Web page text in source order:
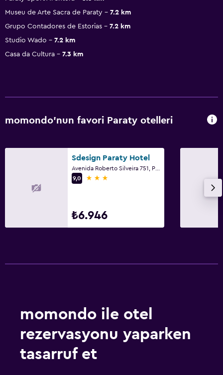
Museu de Arte Sacra de Paraty
7.2 km
Grupo Contadores de Estorias
7.2 km
Studio Wado
7.2 km
Casa da Cultura
7.3 km
momondo'nun favori Paraty otelleri
Sdesign Paraty Hotel
9,0
3 yıldız
₺6.946
momondo ile otel
rezervasyonu yaparken
tasarruf et